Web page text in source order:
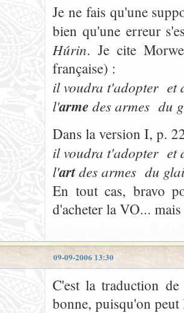
Je ne fais qu'une
bien qu'une erreur
Húrin. Je cite
française) :
il voudra t'adopter et
l'arme des armes du
Dans la version I, p.
il voudra t'adopter et
l'artdes armes du
En tout cas, bravo
d'acheter la VO...
09-09-2006 13:30
C'est la traduction
bonne, puisqu'on